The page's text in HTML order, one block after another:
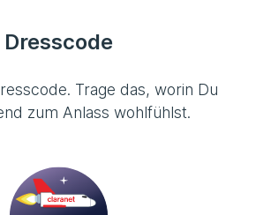
Dresscode
Trage das, worin Du
zum Anlass wohlfühlst.